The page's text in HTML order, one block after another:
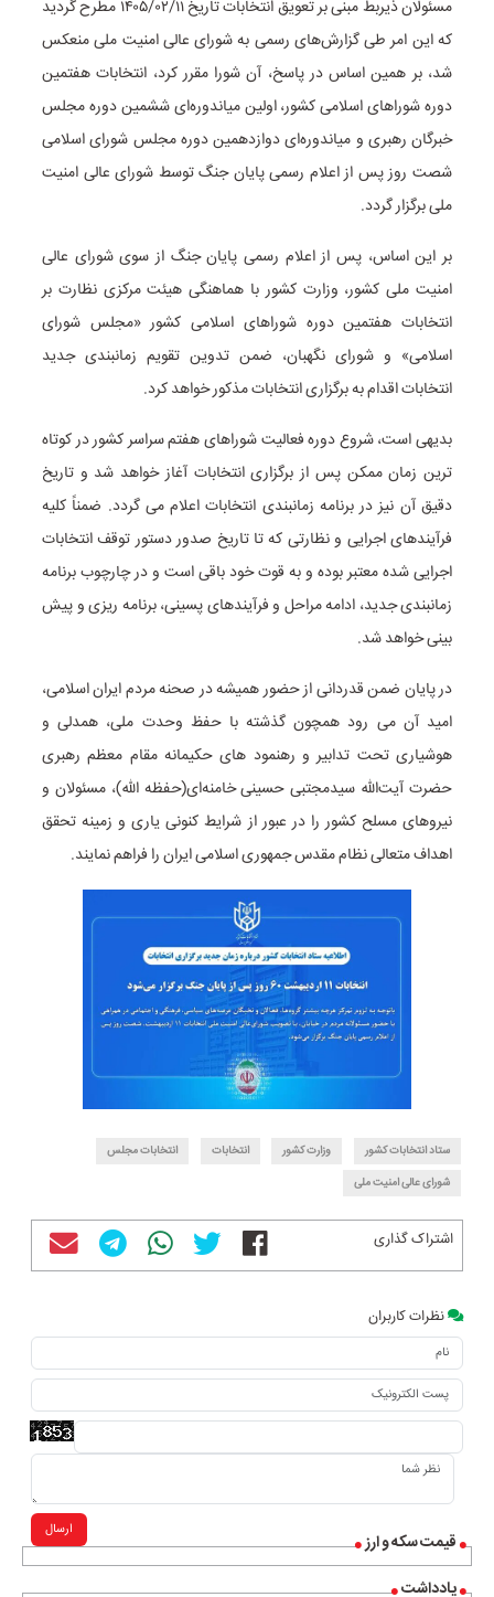
قیمت سکه و ارز
یادداشت
مسئولان ذیربط مبنی بر تعویق انتخابات تاریخ ۱۴۰۵/۰۲/۱۱ مطرح گردید
که این امر طی گزارش‌های رسمی به شورای عالی امنیت ملی منعکس
شد، بر همین اساس در پاسخ، آن شورا مقرر کرد، انتخابات هفتمین
دوره شوراهای اسلامی کشور، اولین میاندوره‌ای ششمین دوره مجلس
خبرگان رهبری و میاندوره‌ای دوازدهمین دوره مجلس شورای اسلامی
شصت روز پس از اعلام رسمی پایان جنگ توسط شورای عالی امنیت
ملی برگزار گردد.
بر این اساس، پس از اعلام رسمی پایان جنگ از سوی شورای عالی
امنیت ملی کشور، وزارت کشور با هماهنگی هیئت مرکزی نظارت بر
انتخابات هفتمین دوره شوراهای اسلامی کشور «مجلس شورای
اسلامی» و شورای نگهبان، ضمن تدوین تقویم زمانبندی جدید
انتخابات اقدام به برگزاری انتخابات مذکور خواهد کرد.
بدیهی است، شروع دوره فعالیت شوراهای هفتم سراسر کشور در کوتاه
ترین زمان ممکن پس از برگزاری انتخابات آغاز خواهد شد و تاریخ
دقیق آن نیز در برنامه زمانبندی انتخابات اعلام می گردد. ضمناً کلیه
فرآیندهای اجرایی و نظارتی که تا تاریخ صدور دستور توقف انتخابات
اجرایی شده معتبر بوده و به قوت خود باقی است و در چارچوب برنامه
زمانبندی جدید، ادامه مراحل و فرآیندهای پسینی، برنامه ریزی و پیش
بینی خواهد شد.
در پایان ضمن قدردانی از حضور همیشه در صحنه مردم ایران اسلامی،
امید آن می رود همچون گذشته با حفظ وحدت ملی، همدلی و
هوشیاری تحت تدابیر و رهنمود های حکیمانه مقام معظم رهبری
حضرت آیت‌الله سیدمجتبی حسینی خامنه‌ای(حفظه الله)، مسئولان و
نیروهای مسلح کشور را در عبور از شرایط کنونی یاری و زمینه تحقق
اهداف متعالی نظام مقدس جمهوری اسلامی ایران را فراهم نمایند.
ستاد انتخابات کشور وزارت کشور انتخابات
انتخابات مجلس
شورای‌ عالی امنیت ملی
اشتراک گذاری
نظرات کاربران
ارسال